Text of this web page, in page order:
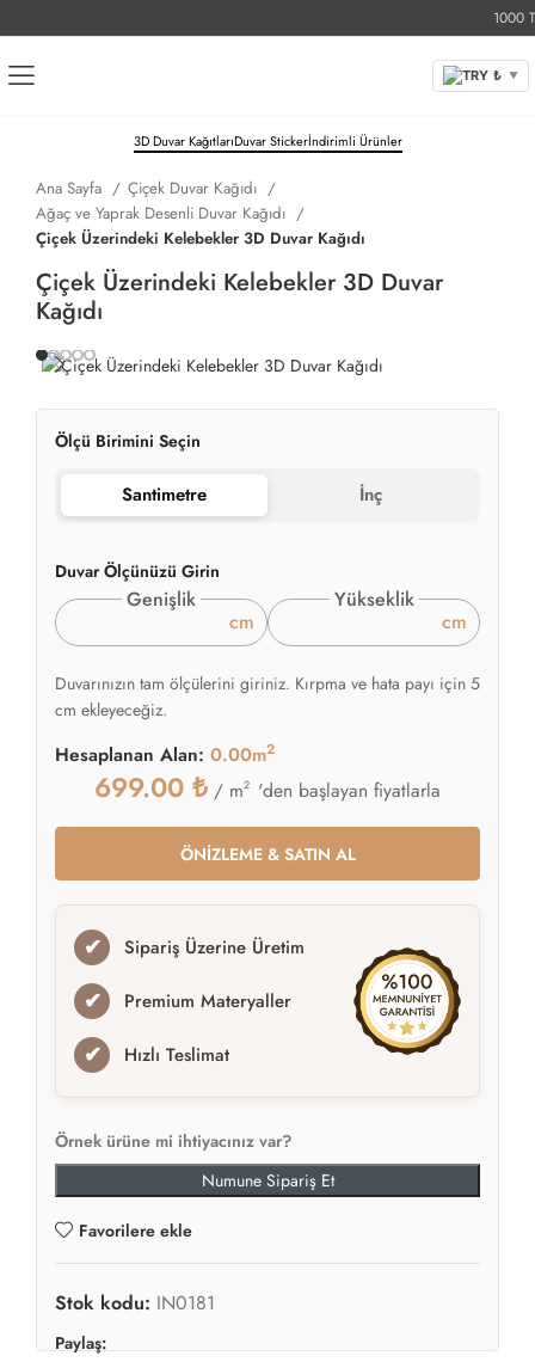
1000
TRY ₺ ▼
3D Duvar KağıtlarıDuvar Stickerİndirimli Ürünler
Ana Sayfa
Çiçek Duvar Kağıdı
Ağaç ve Yaprak Desenli Duvar Kağıdı
Çiçek Üzerindeki Kelebekler 3D Duvar Kağıdı
Çiçek Üzerindeki Kelebekler 3D Duvar
Kağıdı
Ölçü Birimini Seçin
Santimetre İnç
Duvar Ölçünüzü Girin
Genişlik
cm
Yükseklik
cm
Duvarınızın tam ölçülerini giriniz. Kırpma ve hata payı için 5
cm ekleyeceğiz.
Hesaplanan Alan: 0.00m2
699.00 ₺ / m2 'den başlayan fiyatlarla
ÖNİZLEME & SATIN AL
✔ Sipariş Üzerine Üretim
✔ Premium Materyaller
✔ Hızlı Teslimat
Örnek ürüne mi ihtiyacınız var?
Numune Sipariş Et
Favorilere ekle
Stok kodu: IN0181
Paylaş: